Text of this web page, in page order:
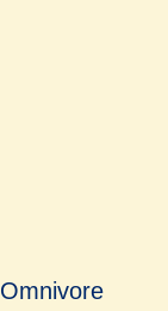
Omnivore